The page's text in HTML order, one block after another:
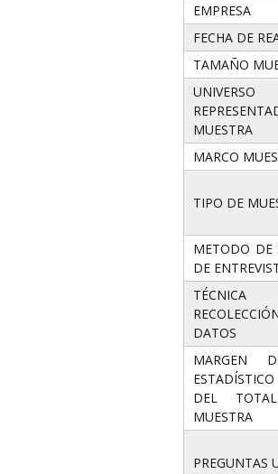
EMPRESA
FECHA DE
TAMAÑO
UNIVERSO
MUESTRA
MARCO
TIPO DE
METODO DE
DE
DATOS
MARGEN
DEL
MUESTRA
PREGUNTAS